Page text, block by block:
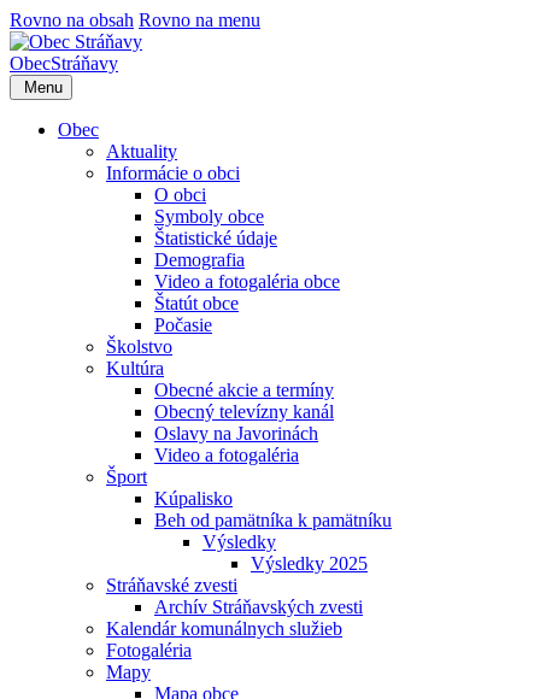
Rovno na obsah Rovno na menu
ObecStráňavy
Menu
Obec
Aktuality
Informácie o obci
O obci
Symboly obce
Štatistické údaje
Demografia
Video a fotogaléria obce
Štatút obce
Počasie
Školstvo
Kultúra
Obecné akcie a termíny
Obecný televízny kanál
Oslavy na Javorinách
Video a fotogaléria
Šport
Kúpalisko
Beh od pamätníka k pamätníku
Výsledky
Výsledky 2025
Stráňavské zvesti
Archív Stráňavských zvesti
Kalendár komunálnych služieb
Fotogaléria
Mapy
Mapa obce